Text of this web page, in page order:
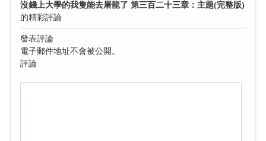
沒錢上大學的我隻能去屠龍了 第三百二十三章：主題(完整版)
的精彩評論
發表評論
電子郵件地址不會被公開。
評論